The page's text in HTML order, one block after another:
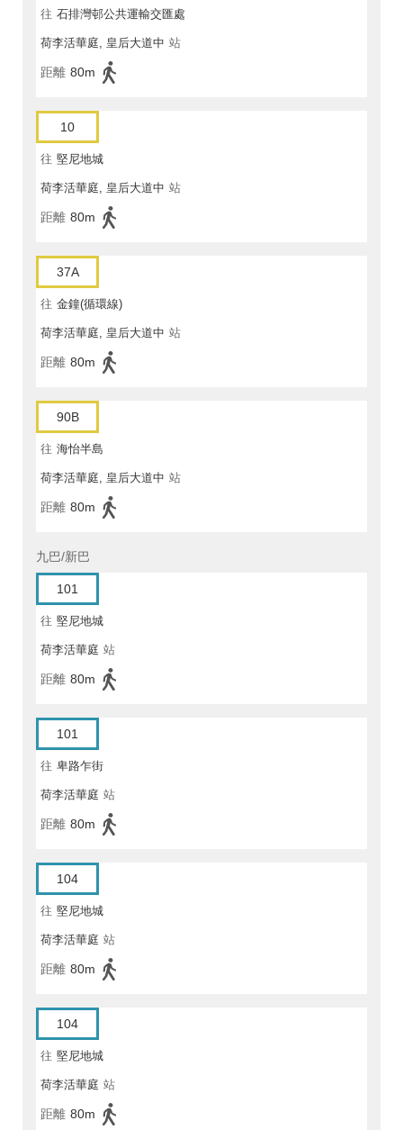
往 石排灣邨公共運輸交匯處
荷李活華庭, 皇后大道中 站
距離 80m
10
往 堅尼地城
荷李活華庭, 皇后大道中 站
距離 80m
37A
往 金鐘(循環線)
荷李活華庭, 皇后大道中 站
距離 80m
90B
往 海怡半島
荷李活華庭, 皇后大道中 站
距離 80m
九巴/新巴
101
往 堅尼地城
荷李活華庭 站
距離 80m
101
往 卑路乍街
荷李活華庭 站
距離 80m
104
往 堅尼地城
荷李活華庭 站
距離 80m
104
往 堅尼地城
荷李活華庭 站
距離 80m